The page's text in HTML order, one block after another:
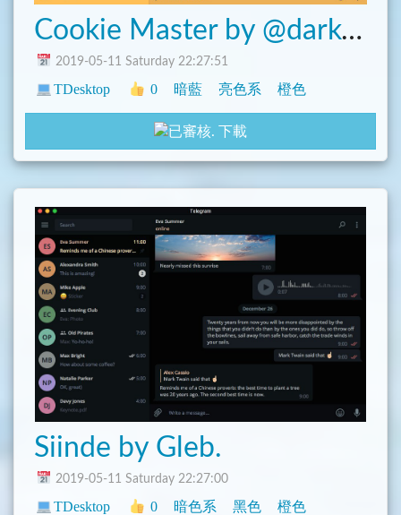
Cookie Master by @darkorangetheme.
2019-05-11 Saturday 22:27:51
TDesktop 0 暗藍 亮色系 橙色
下載
Siinde by Gleb.
2019-05-11 Saturday 22:27:00
TDesktop 0 暗色系 黑色 橙色